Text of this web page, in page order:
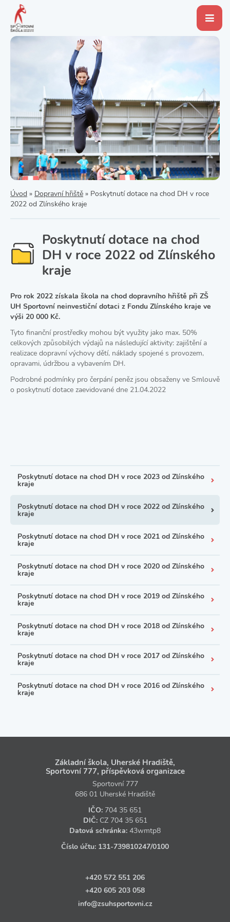
Úvod » Dopravní hřiště » Poskytnutí dotace na chod DH v roce
2022 od Zlínského kraje
Poskytnutí dotace na chod
DH v roce 2022 od Zlínského
kraje
Pro rok 2022 získala škola na chod dopravního hřiště při ZŠ
UH Sportovní neinvestiční dotaci z Fondu Zlínského kraje ve
výši 20 000 Kč.
Tyto finanční prostředky mohou být využity jako max. 50%
celkových způsobilých výdajů na následující aktivity: zajištění a
realizace dopravní výchovy dětí, náklady spojené s provozem,
opravami, údržbou a vybavením DH.
Podrobné podmínky pro čerpání peněz jsou obsaženy ve Smlouvě
o poskytnutí dotace zaevidované dne 21.04.2022
Poskytnutí dotace na chod DH v roce 2023 od Zlínského
kraje
Poskytnutí dotace na chod DH v roce 2022 od Zlínského
kraje
Poskytnutí dotace na chod DH v roce 2021 od Zlínského
kraje
Poskytnutí dotace na chod DH v roce 2020 od Zlínského
kraje
Poskytnutí dotace na chod DH v roce 2019 od Zlínského
kraje
Poskytnutí dotace na chod DH v roce 2018 od Zlínského
kraje
Poskytnutí dotace na chod DH v roce 2017 od Zlínského
kraje
Poskytnutí dotace na chod DH v roce 2016 od Zlínského
kraje
Základní škola, Uherské Hradiště,
Sportovní 777, příspěvková organizace
Sportovní 777
686 01 Uherské Hradiště
IČO: 704 35 651
DIČ: CZ 704 35 651
Datová schránka: 43wmtp8
Číslo účtu: 131‑739810247/0100
+420 572 551 206
+420 605 203 058
info@zsuhsportovni.cz